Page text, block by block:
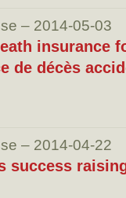
– 2014-05-03
insurance
de décès
– 2014-04-22
success